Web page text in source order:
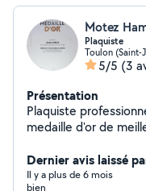
Motez
Plaquiste
Toulon (Saint-
5/5 (3
Présentation
Plaquiste professionnelle avec plusieurs
medaille d'or de meilleurs artisans région sud et tout la
des coloison, plafon,
porte et fenêtre
Dernier avis laissé
Il y a plus de 6 mois
bien